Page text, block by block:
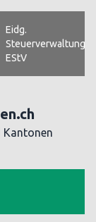
Eidg.
Steuerverwaltung
EStV
Kantonen